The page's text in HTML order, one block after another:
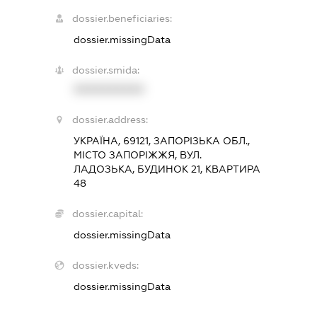
dossier.beneficiaries:
dossier.missingData
dossier.smida:
dossier.address:
УКРАЇНА, 69121, ЗАПОРІЗЬКА ОБЛ.,
МІСТО ЗАПОРІЖЖЯ, ВУЛ.
ЛАДОЗЬКА, БУДИНОК 21, КВАРТИРА
48
dossier.capital:
dossier.missingData
dossier.kveds:
dossier.missingData